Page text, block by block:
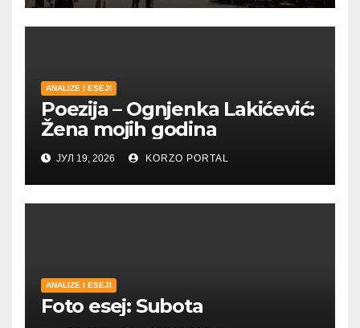
ANALIZE I ESEJI
Poezija – Ognjenka Lakićević:
Žena mojih godina
ЈУЛ 19, 2026 KORZO PORTAL
ANALIZE I ESEJI
Foto esej: Subota